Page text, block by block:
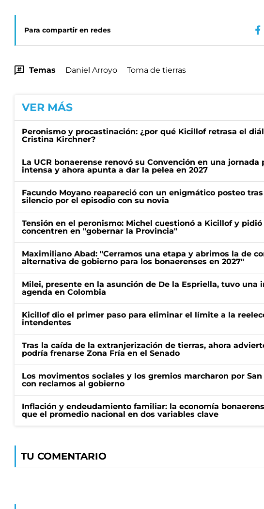
Para compartir en redes
Temas Daniel Arroyo Toma de tierras
VER MÁS
Peronismo y procastinación: ¿por qué Kicillof retrasa el
Cristina Kirchner?
La UCR bonaerense renovó su Convención en una jornada
intensa y ahora apunta a dar la pelea en 2027
Facundo Moyano reapareció con un enigmático posteo
silencio por el episodio con su novia
Tensión en el peronismo: Michel cuestionó a Kicillof y pidió
concentren en "gobernar la Provincia"
Maximiliano Abad: "Cerramos una etapa y abrimos la de
alternativa de gobierno para los bonaerenses en 2027"
Milei, presente en la asunción de De la Espriella, tuvo una
agenda en Colombia
Kicillof dio el primer paso para eliminar el límite a la
intendentes
Tras la caída de la extranjerización de tierras, ahora
podría frenarse Zona Fría en el Senado
Los movimentos sociales y los gremios marcharon por San
con reclamos al gobierno
Inflación y endeudamiento familiar: la economía
que el promedio nacional en dos variables clave
TU COMENTARIO